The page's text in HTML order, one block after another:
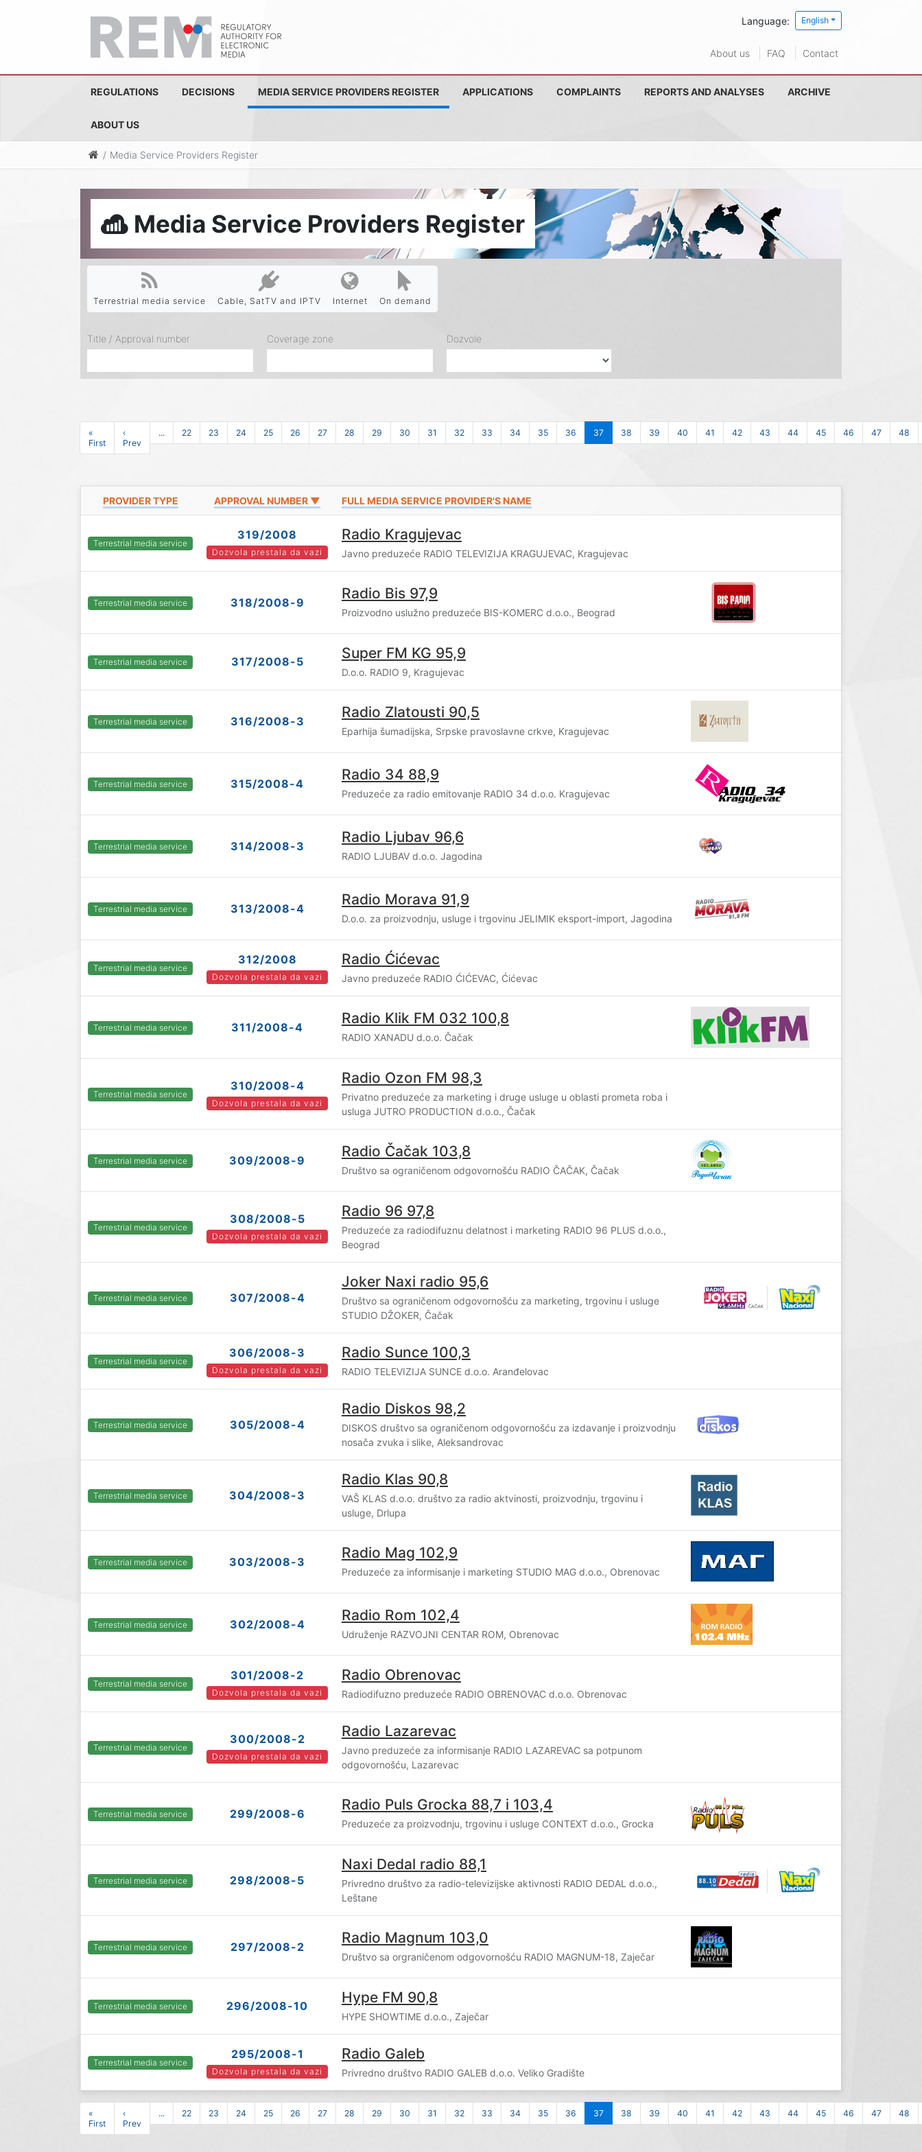
Language: English
About us FAQ Contact
REGULATIONS DECISIONS MEDIA SERVICE PROVIDERS REGISTER APPLICATIONS COMPLAINTS REPORTS AND ANALYSES ARCHIVE
ABOUT US
Media Service Providers Register
Media Service Providers Register
Terrestrial media service Cable, SatTV and IPTV Internet On demand
Title / Approval number Coverage zone Dozvole
«
First
‹
Prev
... 22 23 24 25 26 27 28 29 30 31 32 33 34 35 36 37 38 39 40 41 42 43 44 45 46 47 48
PROVIDER TYPE APPROVAL NUMBER ▼ FULL MEDIA SERVICE PROVIDER'S NAME
Terrestrial media service
319/2008
Dozvola prestala da vazi
Radio Kragujevac
Javno preduzeće RADIO TELEVIZIJA KRAGUJEVAC, Kragujevac
Terrestrial media service 318/2008-9
Radio Bis 97,9
Proizvodno uslužno preduzeće BIS-KOMERC d.o.o., Beograd
Terrestrial media service 317/2008-5 Super FM KG 95,9
D.o.o. RADIO 9, Kragujevac
Terrestrial media service 316/2008-3
Radio Zlatousti 90,5
Eparhija šumadijska, Srpske pravoslavne crkve, Kragujevac
Terrestrial media service 315/2008-4
Radio 34 88,9
Preduzeće za radio emitovanje RADIO 34 d.o.o. Kragujevac
Terrestrial media service 314/2008-3
Radio Ljubav 96,6
RADIO LJUBAV d.o.o. Jagodina
Terrestrial media service 313/2008-4
Radio Morava 91,9
D.o.o. za proizvodnju, usluge i trgovinu JELIMIK eksport-import, Jagodina
Terrestrial media service
312/2008
Dozvola prestala da vazi
Radio Ćićevac
Javno preduzeće RADIO ĆIĆEVAC, Ćićevac
Terrestrial media service 311/2008-4
Radio Klik FM 032 100,8
RADIO XANADU d.o.o. Čačak
Terrestrial media service
310/2008-4
Dozvola prestala da vazi
Radio Ozon FM 98,3
Privatno preduzeće za marketing i druge usluge u oblasti prometa roba i
usluga JUTRO PRODUCTION d.o.o., Čačak
Terrestrial media service 309/2008-9
Radio Čačak 103,8
Društvo sa ograničenom odgovornošću RADIO ČAČAK, Čačak
Terrestrial media service
308/2008-5
Dozvola prestala da vazi
Radio 96 97,8
Preduzeće za radiodifuznu delatnost i marketing RADIO 96 PLUS d.o.o.,
Beograd
Terrestrial media service 307/2008-4
Joker Naxi radio 95,6
Društvo sa ograničenom odgovornošću za marketing, trgovinu i usluge
STUDIO DŽOKER, Čačak
Terrestrial media service
306/2008-3
Dozvola prestala da vazi
Radio Sunce 100,3
RADIO TELEVIZIJA SUNCE d.o.o. Aranđelovac
Terrestrial media service 305/2008-4
Radio Diskos 98,2
DISKOS društvo sa ograničenom odgovornošću za izdavanje i proizvodnju
nosača zvuka i slike, Aleksandrovac
Terrestrial media service 304/2008-3
Radio Klas 90,8
VAŠ KLAS d.o.o. društvo za radio aktvinosti, proizvodnju, trgovinu i
usluge, Drlupa
Terrestrial media service 303/2008-3
Radio Mag 102,9
Preduzeće za informisanje i marketing STUDIO MAG d.o.o., Obrenovac
Terrestrial media service 302/2008-4
Radio Rom 102,4
Udruženje RAZVOJNI CENTAR ROM, Obrenovac
Terrestrial media service
301/2008-2
Dozvola prestala da vazi
Radio Obrenovac
Radiodifuzno preduzeće RADIO OBRENOVAC d.o.o. Obrenovac
Terrestrial media service
300/2008-2
Dozvola prestala da vazi
Radio Lazarevac
Javno preduzeće za informisanje RADIO LAZAREVAC sa potpunom
odgovornošću, Lazarevac
Terrestrial media service 299/2008-6
Radio Puls Grocka 88,7 i 103,4
Preduzeće za proizvodnju, trgovinu i usluge CONTEXT d.o.o., Grocka
Terrestrial media service 298/2008-5
Naxi Dedal radio 88,1
Privredno društvo za radio-televizijske aktivnosti RADIO DEDAL d.o.o.,
Leštane
Terrestrial media service 297/2008-2
Radio Magnum 103,0
Društvo sa orgraničenom odgovornošću RADIO MAGNUM-18, Zaječar
Terrestrial media service 296/2008-10 Hype FM 90,8
HYPE SHOWTIME d.o.o., Zaječar
Terrestrial media service
295/2008-1
Dozvola prestala da vazi
Radio Galeb
Privredno društvo RADIO GALEB d.o.o. Veliko Gradište
«
First
‹
Prev
... 22 23 24 25 26 27 28 29 30 31 32 33 34 35 36 37 38 39 40 41 42 43 44 45 46 47 48